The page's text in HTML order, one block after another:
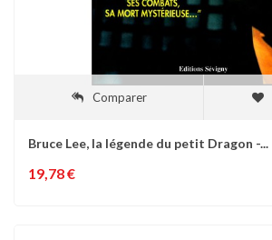
Comparer
Bruce Lee, la légende du petit Dragon -...
19,78 €